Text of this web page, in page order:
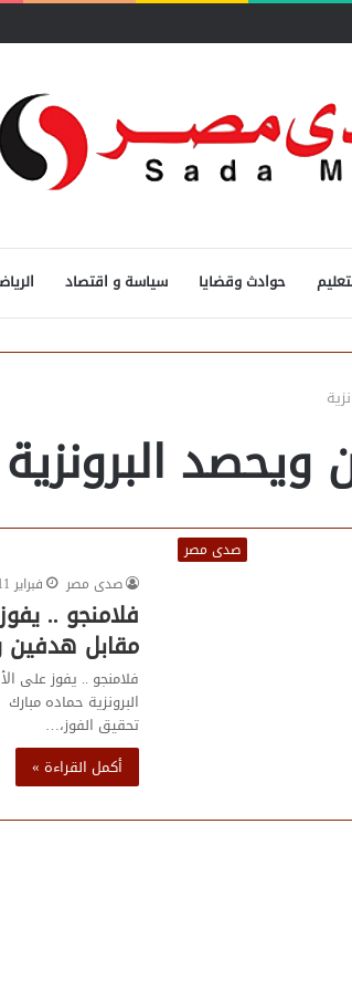
والشرق الأوسط وأفريقيا..
حوادث وقضايا سياسة و اقتصاد
البرونزية
صدى مصر
صدى مصر
فبراير 11, 2023
فلامنجو ..
مقابل هدفين
فلامنجو .. يفوز على
البرونزية حماده
تحقيق الفوز،…
أكمل القراءة »